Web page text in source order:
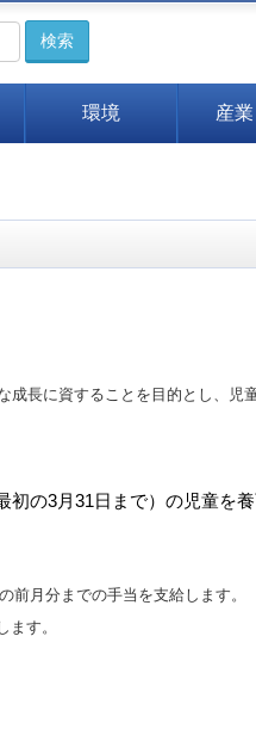
検索
環境 産
成長に資することを目的とし、児
の3月31日まで）の児童を養
月分までの手当を支給します。
す。